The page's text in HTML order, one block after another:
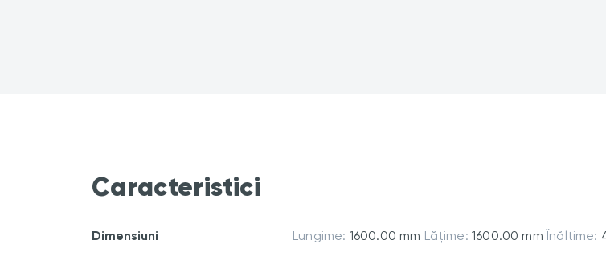
Caracteristici
Dimensiuni Lungime: 1600.00 mm Lățime: 1600.00 mmÎnăltime: